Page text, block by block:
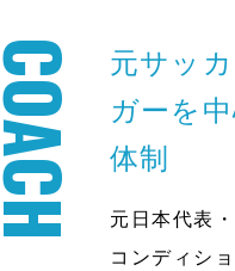
元サッ
ガーを
体制
元日本代表
コンディシ